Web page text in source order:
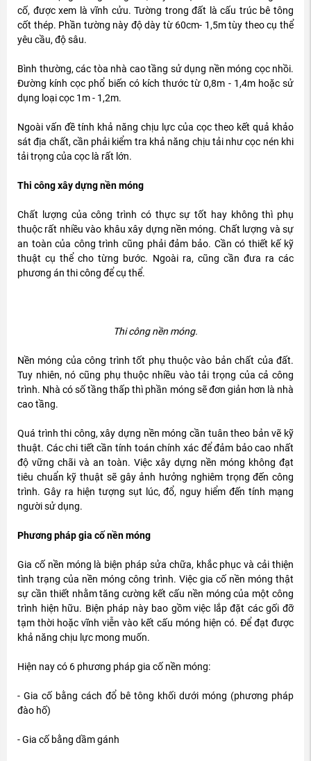
cố, được xem là vĩnh cửu. Tường trong đất là cấu trúc bê tông
cốt thép. Phần tường này độ dày từ 60cm- 1,5m tùy theo cụ thể
yêu cầu, độ sâu.
Bình thường, các tòa nhà cao tầng sử dụng nền móng cọc nhồi.
Đường kính cọc phổ biến có kích thước từ 0,8m - 1,4m hoặc sử
dụng loại cọc 1m - 1,2m.
Ngoài vấn đề tính khả năng chịu lực của cọc theo kết quả khảo
sát địa chất, cần phải kiểm tra khả năng chịu tải như cọc nén khi
tải trọng của cọc là rất lớn.
Thi công xây dựng nền móng
Chất lượng của công trình có thực sự tốt hay không thì phụ
thuộc rất nhiều vào khâu xây dựng nền móng. Chất lượng và sự
an toàn của công trình cũng phải đảm bảo. Cần có thiết kế kỹ
thuật cụ thể cho từng bước. Ngoài ra, cũng cần đưa ra các
phương án thi công để cụ thể.
Thi công nền móng.
Nền móng của công trình tốt phụ thuộc vào bản chất của đất.
Tuy nhiên, nó cũng phụ thuộc nhiều vào tải trọng của cả công
trình. Nhà có số tầng thấp thì phần móng sẽ đơn giản hơn là nhà
cao tầng.
Quá trình thi công, xây dựng nền móng cần tuân theo bản vẽ kỹ
thuật. Các chi tiết cần tính toán chính xác để đảm bảo cao nhất
độ vững chãi và an toàn. Việc xây dựng nền móng không đạt
tiêu chuẩn kỹ thuật sẽ gây ảnh hưởng nghiêm trọng đến công
trình. Gây ra hiện tượng sụt lúc, đổ, nguy hiểm đến tính mạng
người sử dụng.
Phương pháp gia cố nền móng
Gia cố nền móng là biện pháp sửa chữa, khắc phục và cải thiện
tình trạng của nền móng công trình. Việc gia cố nền móng thật
sự cần thiết nhằm tăng cường kết cấu nền móng của một công
trình hiện hữu. Biện pháp này bao gồm việc lắp đặt các gối đỡ
tạm thời hoặc vĩnh viễn vào kết cấu móng hiện có. Để đạt được
khả năng chịu lực mong muốn.
Hiện nay có 6 phương pháp gia cố nền móng:
- Gia cố bằng cách đổ bê tông khối dưới móng (phương pháp
đào hố)
- Gia cố bằng dầm gánh